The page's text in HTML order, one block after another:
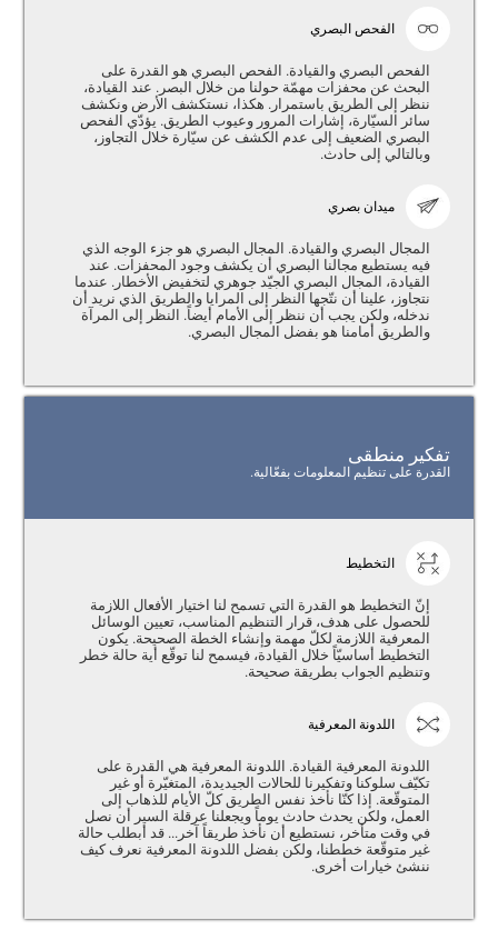
الفحص البصري
الفحص البصري والقيادة. الفحص البصري هو القدرة على
البحث عن محفزات مهمّة حولنا من خلال البصر. عند القيادة،
ننظر إلى الطريق باستمرار. هكذا، نستكشف الأرض ونكشف
سائر السيّارة، إشارات المرور وعيوب الطريق. يؤدّي الفحص
البصري الضعيف إلى عدم الكشف عن سيّارة خلال التجاوز،
وبالتالي إلى حادث.
ميدان بصري
المجال البصري والقيادة. المجال البصري هو جزء الوجه الذي
فيه يستطيع مجالنا البصري أن يكشف وجود المحفزات. عند
القيادة، المجال البصري الجيّد جوهري لتخفيض الأخطار. عندما
نتجاوز، علينا أن نتّجها النظر إلى المرايا والطريق الذي نريد أن
ندخله، ولكن يجب أن ننظر إلى الأمام أيضاً. النظر إلى المرآة
والطريق أمامنا هو بفضل المجال البصري.
تفكير منطقى
القدرة على تنظيم المعلومات بفعّالية.
التخطيط
إنّ التخطيط هو القدرة التي تسمح لنا اختيار الأفعال اللازمة
للحصول على هدف، قرار التنظيم المناسب، تعيين الوسائل
المعرفية اللازمة لكلّ مهمة وإنشاء الخطة الصحيحة. يكون
التخطيط أساسيّاً خلال القيادة، فيسمح لنا توقّع أية حالة خطر
وتنظيم الجواب بطريقة صحيحة.
اللدونة المعرفية
اللدونة المعرفية القيادة. اللدونة المعرفية هي القدرة على
تكيّف سلوكنا وتفكيرنا للحالات الجيديدة، المتغيّرة أو غير
المتوقّعة. إذا كنّا نأخذ نفس الطريق كلّ الأيام للذهاب إلى
العمل، ولكن يحدث حادث يوماً ويجعلنا عرقلة السير أن نصل
في وقت متأخر، نستطيع أن نأخذ طريقاً آخر... قد أبطلب حالة
غير متوقّعة خططنا، ولكن بفضل اللدونة المعرفية نعرف كيف
ننشئ خيارات أخرى.